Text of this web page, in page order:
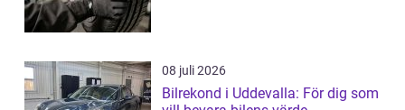
08 juli 2026
Bilrekond i Uddevalla: För dig som